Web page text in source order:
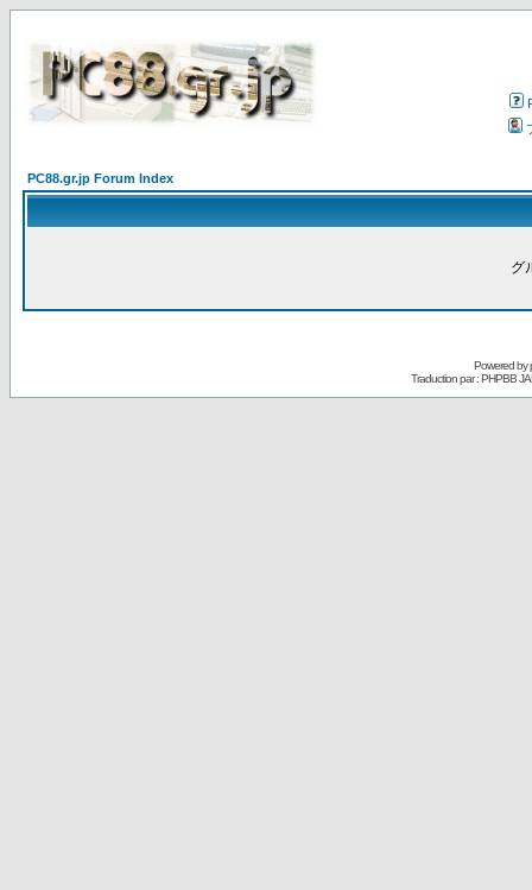
PC88.gr.jp Forum Index
グ
Powered by
Traduction par : PHPBB